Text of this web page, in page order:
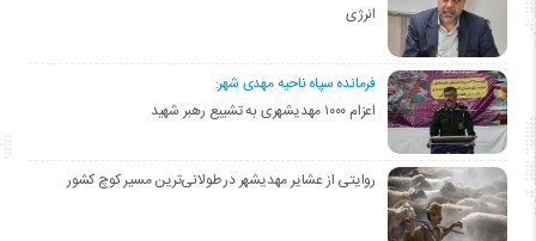
انرژی
فرمانده سپاه ناحیه مهدی شهر:
اعزام ۱۰۰۰ مهدیشهری به تشییع رهبر شهید
روایتی از عشایر مهدیشهر در طولانی‌ترین مسیر کوچ کشور